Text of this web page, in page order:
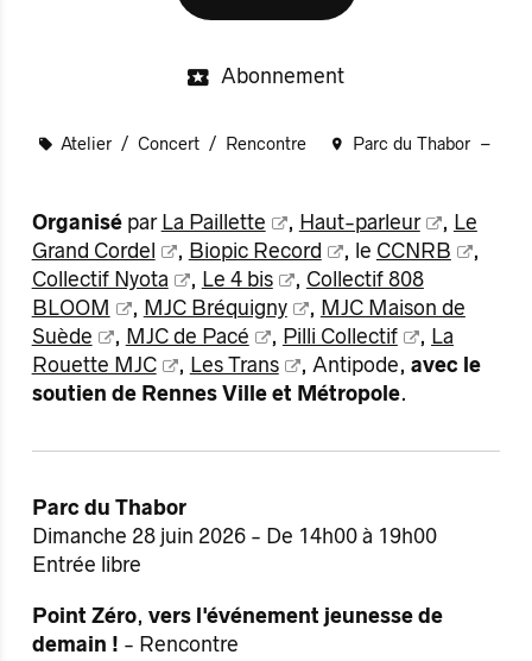
Abonnement
Atelier Concert Rencontre Parc du Thabor
Organisé par La Paillette , Haut-parleur , Le
Grand Cordel
, Biopic Record , le CCNRB
,
Collectif Nyota
, Le 4 bis , Collectif 808
BLOOM
, MJC Bréquigny , MJC Maison de
Suède
, MJC de Pacé , Pilli Collectif , La
Rouette MJC
, Les Trans , Antipode, avec le
soutien de Rennes Ville et Métropole.
Parc du Thabor
Dimanche 28 juin 2026 - De 14h00 à 19h00
Entrée libre
Point Zéro, vers l'événement jeunesse de
demain !​ - Rencontre